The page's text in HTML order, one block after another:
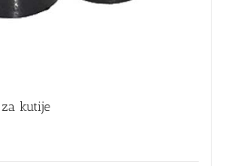
za kutije